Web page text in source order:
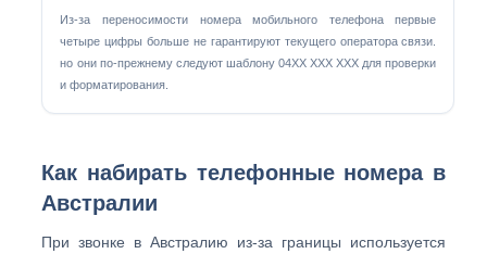
Из-за переносимости номера мобильного телефона первые
четыре цифры больше не гарантируют текущего оператора связи.
но они по-прежнему следуют шаблону 04XX XXX XXX для проверки
и форматирования.
Как набирать телефонные номера в
Австралии
При звонке в Австралию из-за границы используется